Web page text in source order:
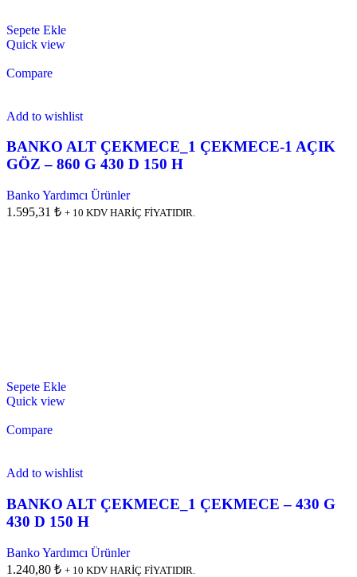
Sepete Ekle
Quick view
Compare
Add to wishlist
BANKO ALT ÇEKMECE_1 ÇEKMECE-1 AÇIK
GÖZ – 860 G 430 D 150 H
Banko Yardımcı Ürünler
1.595,31 ₺ + 10 KDV HARİÇ FİYATIDIR.
Sepete Ekle
Quick view
Compare
Add to wishlist
BANKO ALT ÇEKMECE_1 ÇEKMECE – 430 G
430 D 150 H
Banko Yardımcı Ürünler
1.240,80 ₺ + 10 KDV HARİÇ FİYATIDIR.